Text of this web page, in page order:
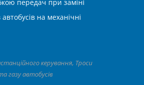
передач при заміні
на механічні
керування, Троси
газу автобусів